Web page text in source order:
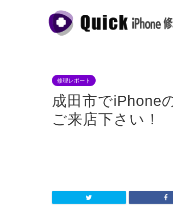
修理レポート
成田市でiPhone
ご来店下さい！